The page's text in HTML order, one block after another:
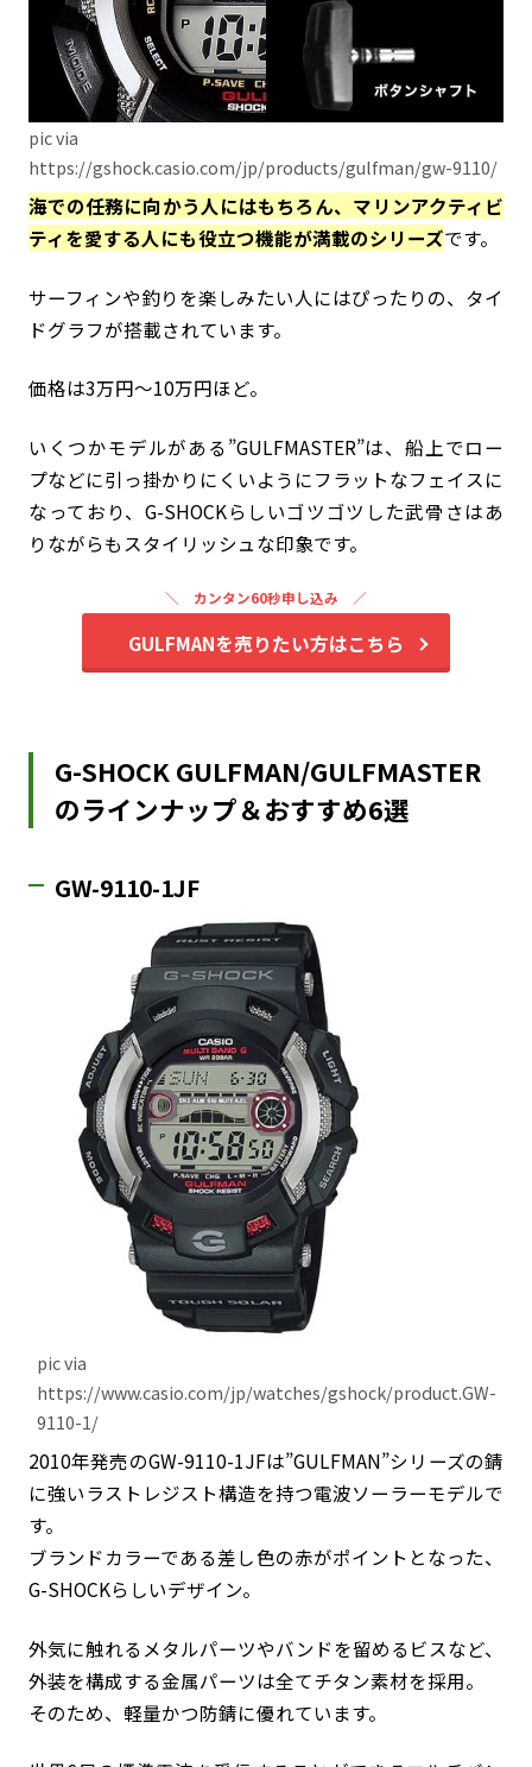
pic via
https://gshock.casio.com/jp/products/gulfman/gw-9110/
海での任務に向かう人にはもちろん、マリンアクティビ
ティを愛する人にも役立つ機能が満載のシリーズです。
サーフィンや釣りを楽しみたい人にはぴったりの、タイ
ドグラフが搭載されています。
価格は3万円～10万円ほど。
いくつかモデルがある”GULFMASTER”は、船上でロー
プなどに引っ掛かりにくいようにフラットなフェイスに
なっており、G-SHOCKらしいゴツゴツした武骨さはあ
りながらもスタイリッシュな印象です。
カンタン60秒申し込み
GULFMANを売りたい方はこちら
G-SHOCK GULFMAN/GULFMASTER
のラインナップ＆おすすめ6選
GW-9110-1JF
pic via
https://www.casio.com/jp/watches/gshock/product.GW-
9110-1/
2010年発売のGW-9110-1JFは”GULFMAN”シリーズの錆
に強いラストレジスト構造を持つ電波ソーラーモデルで
す。
ブランドカラーである差し色の赤がポイントとなった、
G-SHOCKらしいデザイン。
外気に触れるメタルパーツやバンドを留めるビスなど、
外装を構成する金属パーツは全てチタン素材を採用。
そのため、軽量かつ防錆に優れています。